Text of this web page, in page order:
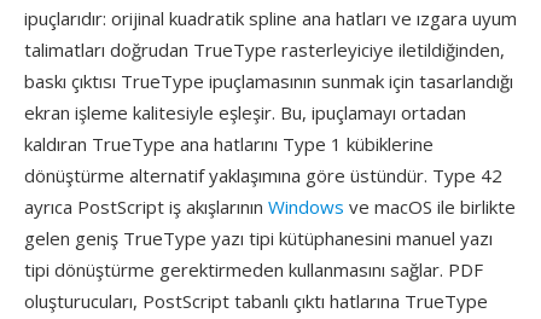
ipuçlarıdır: orijinal kuadratik spline ana hatları ve ızgara uyum
talimatları doğrudan TrueType rasterleyiciye iletildiğinden,
baskı çıktısı TrueType ipuçlamasının sunmak için tasarlandığı
ekran işleme kalitesiyle eşleşir. Bu, ipuçlamayı ortadan
kaldıran TrueType ana hatlarını Type 1 kübiklerine
dönüştürme alternatif yaklaşımına göre üstündür. Type 42
ayrıca PostScript iş akışlarının Windows ve macOS ile birlikte
gelen geniş TrueType yazı tipi kütüphanesini manuel yazı
tipi dönüştürme gerektirmeden kullanmasını sağlar. PDF
oluşturucuları, PostScript tabanlı çıktı hatlarına TrueType